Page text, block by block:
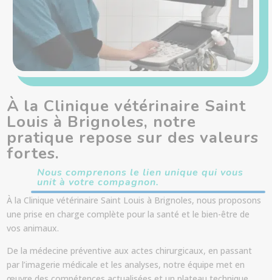
À la Clinique vétérinaire Saint
Louis à Brignoles, notre
pratique repose sur des valeurs
fortes.
Nous comprenons le lien unique qui vous
unit à votre compagnon.
À la Clinique vétérinaire Saint Louis à Brignoles, nous proposons
une prise en charge complète pour la santé et le bien-être de
vos animaux.
De la médecine préventive aux actes chirurgicaux, en passant
par l’imagerie médicale et les analyses, notre équipe met en